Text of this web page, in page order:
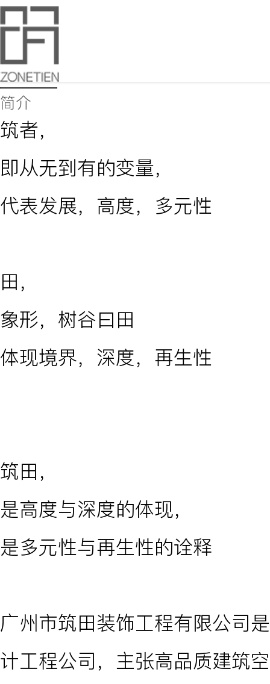
About
简介
筑者，
即从无到有的变量，
代表发展，高度，多元性
田，
象形，树谷曰田
体现境界，深度，再生性
筑田，
是高度与深度的体现，
是多元性与再生性的诠释
广州市筑田装饰工程有限公司
计工程公司，主张高品质建筑